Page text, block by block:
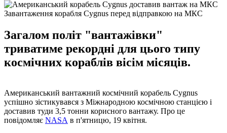
Завантаження корабля Cygnus перед відправкою на МКС
Загалом політ "вантажівки"
триватиме рекордні для цього типу
космічних кораблів вісім місяців.
Американський вантажний космічний корабель Cygnus
успішно зістикувався з Міжнародною космічною станцією і
доставив туди 3,5 тонни корисного вантажу. Про це
повідомляє NASA в п'ятницю, 19 квітня.